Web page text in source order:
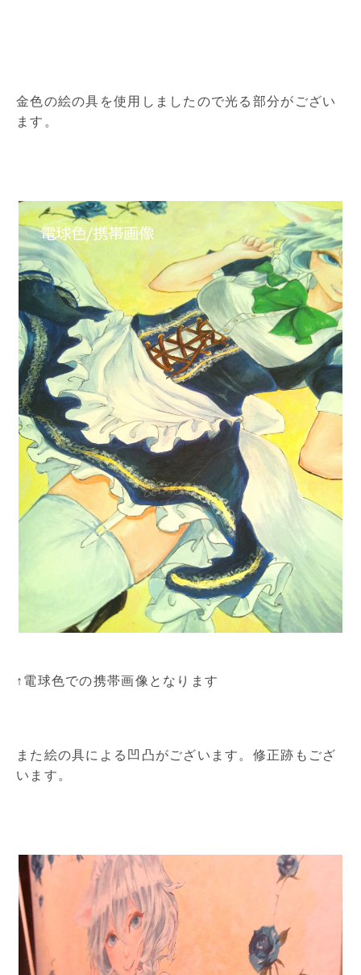
金色の絵の具を使用しましたので光る部分がござい
ます。
↑電球色での携帯画像となります
また絵の具による凹凸がございます。修正跡もござ
います。